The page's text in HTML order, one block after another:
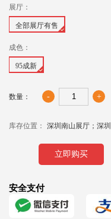
展厅：
全部展厅有售
成色：
95成新
数量： - +
库存位置： 深圳南山展厅；深
立即购买
安全支付